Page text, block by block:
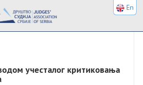
учесталог критиковања
En